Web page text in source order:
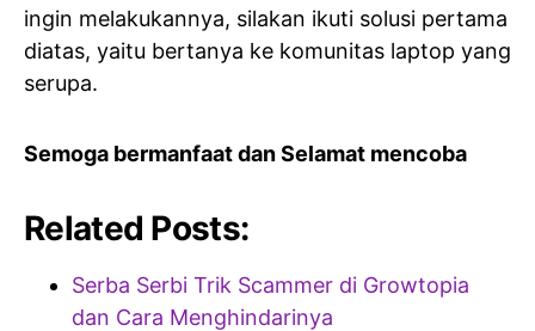
ingin melakukannya, silakan ikuti solusi pertama
diatas, yaitu bertanya ke komunitas laptop yang
serupa.
Semoga bermanfaat dan Selamat mencoba
Related Posts:
Serba Serbi Trik Scammer di Growtopia
dan Cara Menghindarinya